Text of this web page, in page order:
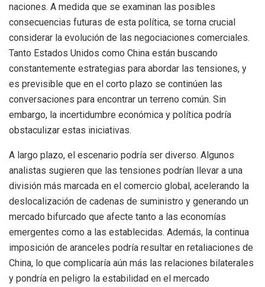
naciones. A medida que se examinan las posibles
consecuencias futuras de esta política, se torna crucial
considerar la evolución de las negociaciones comerciales.
Tanto Estados Unidos como China están buscando
constantemente estrategias para abordar las tensiones, y
es previsible que en el corto plazo se continúen las
conversaciones para encontrar un terreno común. Sin
embargo, la incertidumbre económica y política podría
obstaculizar estas iniciativas.
A largo plazo, el escenario podría ser diverso. Algunos
analistas sugieren que las tensiones podrían llevar a una
división más marcada en el comercio global, acelerando la
deslocalización de cadenas de suministro y generando un
mercado bifurcado que afecte tanto a las economías
emergentes como a las establecidas. Además, la continua
imposición de aranceles podría resultar en retaliaciones de
China, lo que complicaría aún más las relaciones bilaterales
y pondría en peligro la estabilidad en el mercado